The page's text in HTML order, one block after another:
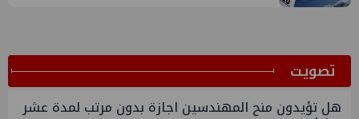
ﺗﺼﻮﻳﺖ
هل تؤيدون منح المهندسين اجازة بدون مرتب لمدة عشر